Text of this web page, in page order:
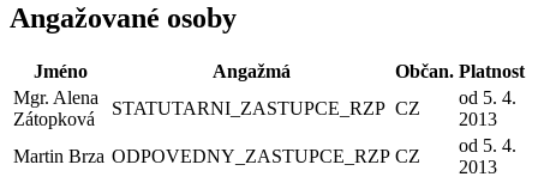
Angažované osoby
Jméno Angažmá Občan. Platnost
Mgr. Alena
Zátopková
STATUTARNI_ZASTUPCE_RZP CZ
od 5. 4.
2013
Martin Brza ODPOVEDNY_ZASTUPCE_RZP CZ
od 5. 4.
2013